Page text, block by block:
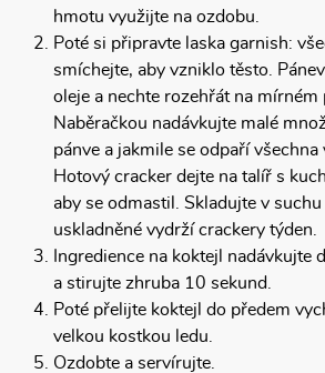
hmotu využijte na ozdobu.
Poté si připravte laska garnish:
smíchejte, aby vzniklo těsto.
oleje a nechte rozehřát na mírném
Naběračkou nadávkujte malé
pánve a jakmile se odpaří všechna
Hotový cracker dejte na talíř s
aby se odmastil. Skladujte v
uskladněné vydrží crackery týden.
Ingredience na koktejl nadávkujte
a stirujte zhruba 10 sekund.
Poté přelijte koktejl do předem
velkou kostkou ledu.
Ozdobte a servírujte.